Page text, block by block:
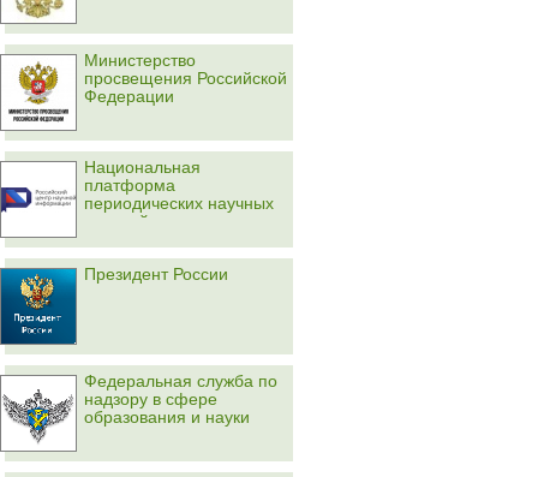
Министерство
просвещения Российской
Федерации
Национальная
платформа
периодических научных
изданий
Президент России
Федеральная служба по
надзору в сфере
образования и науки